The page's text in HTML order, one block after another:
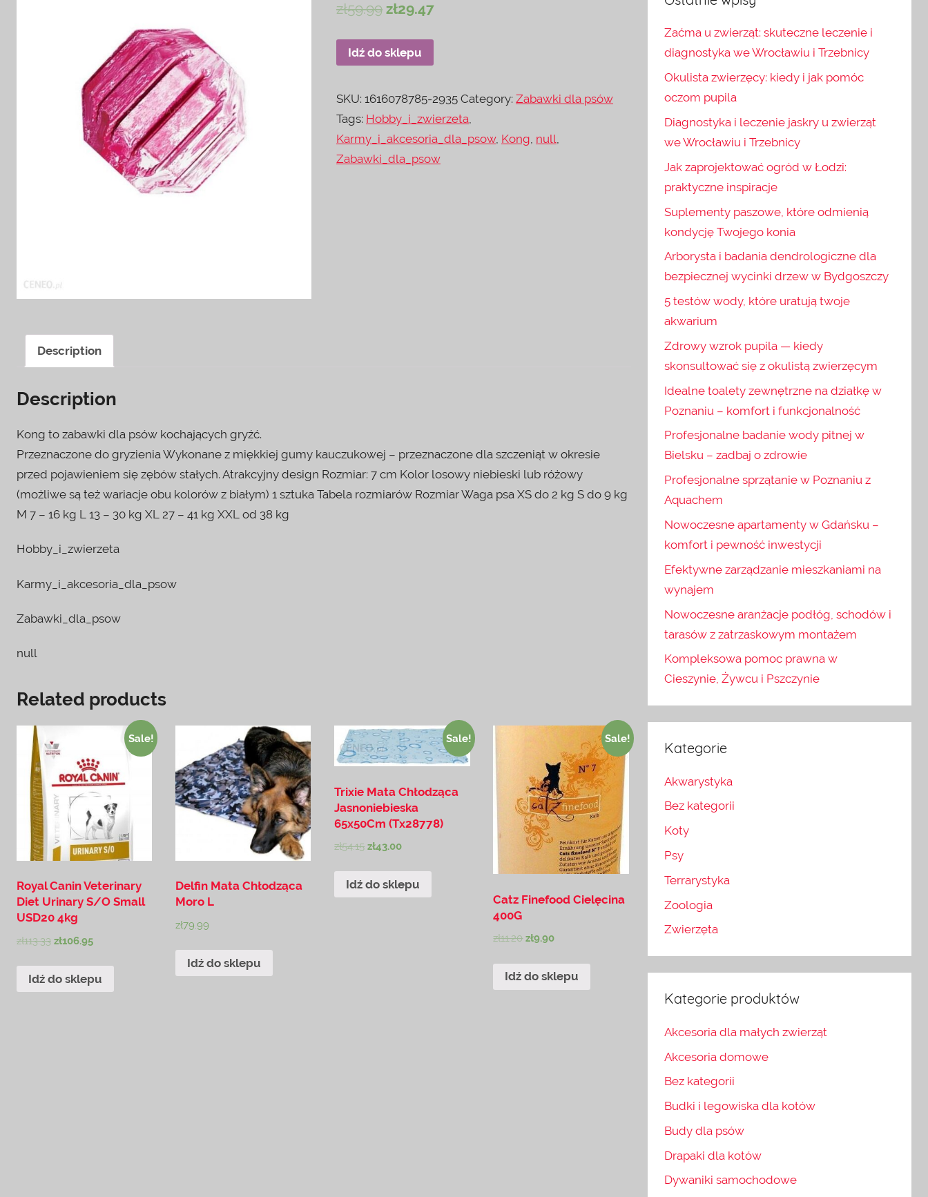
zł59.99 zł29.47
Idź do sklepu
SKU:1616078785-2935 Category:Zabawki dla psów
Tags: Hobby_i_zwierzeta,
Karmy_i_akcesoria_dla_psow, Kong, null,
Zabawki_dla_psow
Description
Description
Kong to zabawki dla psów kochających gryźć.
Przeznaczone do gryzienia Wykonane z miękkiej gumy kauczukowej – przeznaczone dla szczeniąt w okresie
przed pojawieniem się zębów stałych. Atrakcyjny design Rozmiar: 7 cm Kolor losowy niebieski lub różowy
(możliwe są też wariacje obu kolorów z białym) 1 sztuka Tabela rozmiarów Rozmiar Waga psa XS do 2 kg S do 9 kg
M 7 – 16 kg L 13 – 30 kg XL 27 – 41 kg XXL od 38 kg
Hobby_i_zwierzeta
Karmy_i_akcesoria_dla_psow
Zabawki_dla_psow
null
Related products
Sale!
Royal Canin Veterinary
Diet Urinary S/O Small
USD20 4kg
zł113.33 zł106.95
Idź do sklepu
Delfin Mata Chłodząca
Moro L
zł79.99
Idź do sklepu
Sale!
Trixie Mata Chłodząca
Jasnoniebieska
65x50Cm (Tx28778)
zł54.15 zł43.00
Idź do sklepu
Sale!
Catz Finefood Cielęcina
400G
zł11.20 zł9.90
Idź do sklepu
Zaćma u zwierząt: skuteczne leczenie i
diagnostyka we Wrocławiu i Trzebnicy
Okulista zwierzęcy: kiedy i jak pomóc
oczom pupila
Diagnostyka i leczenie jaskry u zwierząt
we Wrocławiu i Trzebnicy
Jak zaprojektować ogród w Łodzi:
praktyczne inspiracje
Suplementy paszowe, które odmienią
kondycję Twojego konia
Arborysta i badania dendrologiczne dla
bezpiecznej wycinki drzew w Bydgoszczy
5 testów wody, które uratują twoje
akwarium
Zdrowy wzrok pupila — kiedy
skonsultować się z okulistą zwierzęcym
Idealne toalety zewnętrzne na działkę w
Poznaniu – komfort i funkcjonalność
Profesjonalne badanie wody pitnej w
Bielsku – zadbaj o zdrowie
Profesjonalne sprzątanie w Poznaniu z
Aquachem
Nowoczesne apartamenty w Gdańsku –
komfort i pewność inwestycji
Efektywne zarządzanie mieszkaniami na
wynajem
Nowoczesne aranżacje podłóg, schodów i
tarasów z zatrzaskowym montażem
Kompleksowa pomoc prawna w
Cieszynie, Żywcu i Pszczynie
Kategorie
Akwarystyka
Bez kategorii
Koty
Psy
Terrarystyka
Zoologia
Zwierzęta
Kategorie produktów
Akcesoria dla małych zwierząt
Akcesoria domowe
Bez kategorii
Budki i legowiska dla kotów
Budy dla psów
Drapaki dla kotów
Dywaniki samochodowe